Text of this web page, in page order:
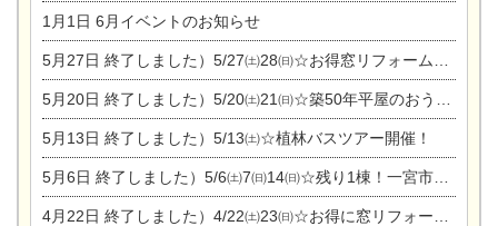
1月1日 6月イベントのお知らせ
5月27日 終了しました）5/27㈯28㈰☆お得窓リフォーム個別相談会
5月20日 終了しました）5/20㈯21㈰☆築50年平屋のおうちリノベーション完成見学会
5月13日 終了しました）5/13㈯☆植林バスツアー開催！
5月6日 終了しました）5/6㈯7㈰14㈰☆残り1棟！一宮市限定モニター募集相談会(新築・建替え)
4月22日 終了しました）4/22㈯23㈰☆お得に窓リフォーム個別相談会